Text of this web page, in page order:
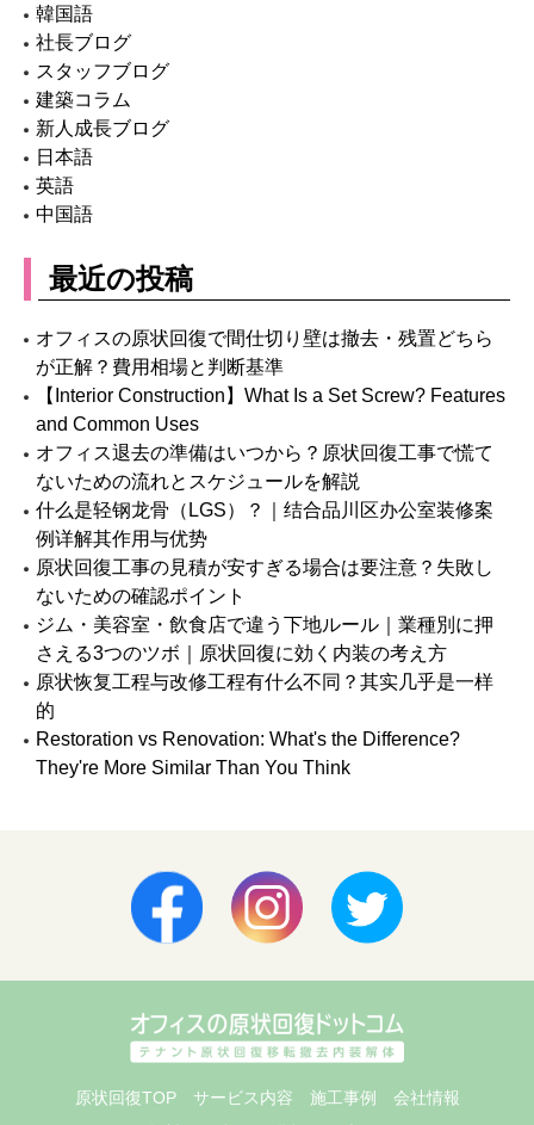
韓国語
社長ブログ
スタッフブログ
建築コラム
新人成長ブログ
日本語
英語
中国語
最近の投稿
オフィスの原状回復で間仕切り壁は撤去・残置どちら
が正解？費用相場と判断基準
【Interior Construction】What Is a Set Screw? Features
and Common Uses
オフィス退去の準備はいつから？原状回復工事で慌て
ないための流れとスケジュールを解説
什么是轻钢龙骨（LGS）？｜结合品川区办公室装修案
例详解其作用与优势
原状回復工事の見積が安すぎる場合は要注意？失敗し
ないための確認ポイント
ジム・美容室・飲食店で違う下地ルール｜業種別に押
さえる3つのツボ｜原状回復に効く内装の考え方
原状恢复工程与改修工程有什么不同？其实几乎是一样
的
Restoration vs Renovation: What's the Difference?
They're More Similar Than You Think
原状回復TOP サービス内容 施工事例
会社情報